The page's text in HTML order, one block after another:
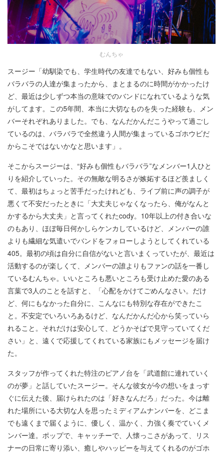
むんちゃ
スージー「幼馴染でも、学生時代の友達でもない、好みも個性も
バラバラの人達が集まったから、まとまるのに時間がかかったけ
ど、最近は少しずつ本当の意味でのバンドになれているような気
がしてます。この5年間、本当に大切なものを失った経験も、メン
バーそれぞれありました。でも、なんだかんだこうやって過ごし
ているのは、バラバラで全然違う人間が集まっているゴホウビだ
からこそではないかなと思います」。
そこからスージーは、“好みも個性もバラバラ”なメンバー1人ひと
りを紹介していった。その無敵な明るさが嫉妬するほど羨ましく
て、最初はちょっと苦手だったけれども、ライブ前に声の調子が
悪くて不安だったときに「大丈夫じゃなくなったら、俺がなんと
かするから大丈夫」と言ってくれたcody。10年以上の付き合いな
のもあり、ほぼ毎日何かしらケンカしているけど、メンバーの誰
よりも繊細な気遣いでバンドをフォローしようとしてくれている
405。最初の頃は自分に自信がないと言いまくっていたが、最近は
活動するのが楽しくて、メンバーの誰よりもファンの話を一番し
ているむんちゃ。いいところも悪いところも受け止めた愛のある
言葉で3人のことを話すと、「心配をかけてごめんなさい。だけ
ど、何にもなかった自分に、こんなにも特別な存在ができたこ
と。不安定でいろいろあるけど、なんだかんだ心から笑っていら
れること。それだけは安心して、どうかそばで見守っていてくだ
さい」と、遠くで応援してくれている家族にもメッセージを届け
た。
スタッフが作ってくれた特注のピアノ台を「武道館に連れていく
のが夢」と話していたスージー。そんな彼女が今の想いをまっす
ぐに伝えた後、届けられたのは「好きなんだろ」だった。今は離
れた場所にいる大切な人を思ったミディアムナンバーを、どこま
でも遠くまで届くように、優しく、温かく、力強く奏でていくメ
ンバー達。ポップで、キャッチーで、人懐っこさがあって、リス
ナーの日常に寄り添い、癒しやハッピーを与えてくれるのがゴホ